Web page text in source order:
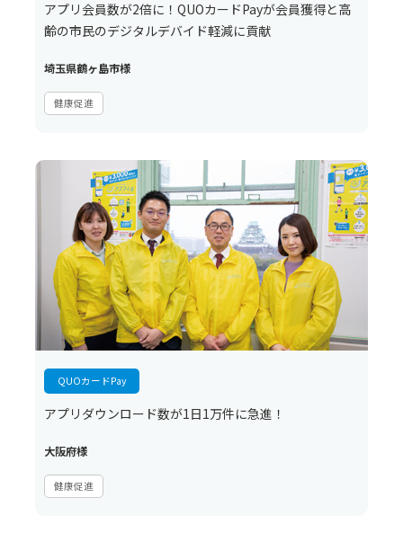
アプリ会員数が2倍に！QUOカードPayが会員獲得と高
齢の市民のデジタルデバイド軽減に貢献
埼玉県鶴ヶ島市様
健康促進
QUOカードPay
アプリダウンロード数が1日1万件に急進！
大阪府様
健康促進